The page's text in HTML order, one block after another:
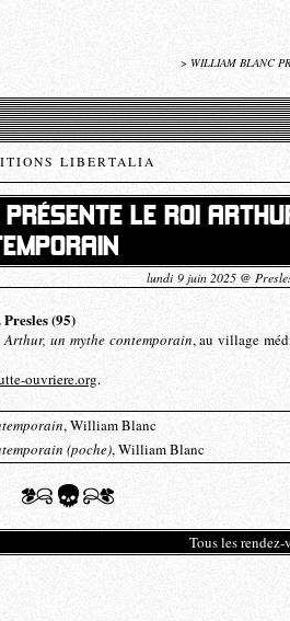
> WILLIAM BLANC
LIBERTALIA
LE ROI
lundi 9 juin 2025 @
(95)
Arthur, un mythe contemporain, au village
ouvriere.org.
, William Blanc
(poche), William Blanc
Tous les rendez-